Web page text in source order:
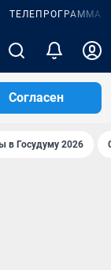
ТЕЛЕПРОГРАММА
Согласен
в Госудуму 2026